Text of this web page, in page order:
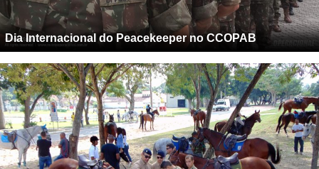
Dia Internacional do Peacekeeper no CCOPAB